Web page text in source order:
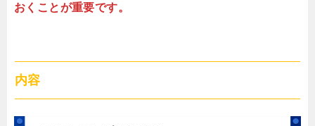
おくことが重要です。
内容